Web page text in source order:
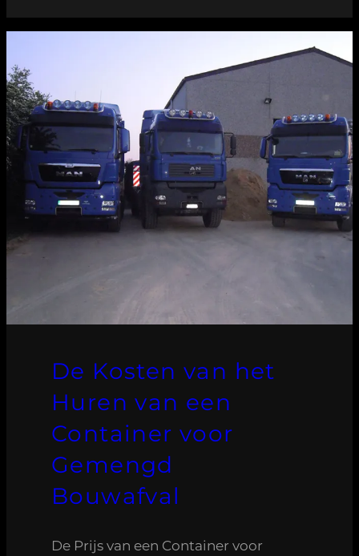
De Kosten van het
Huren van een
Container voor
Gemengd
Bouwafval
De Prijs van een Container voor